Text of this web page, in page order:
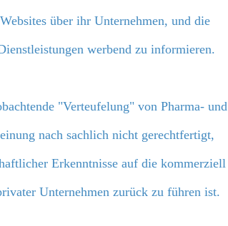
über ihr Unternehmen, und die
werbend zu informieren.
"Verteufelung" von Pharma- und
nach sachlich nicht gerechtfertigt,
Erkenntnisse auf die kommerziell
Unternehmen zurück zu führen ist.